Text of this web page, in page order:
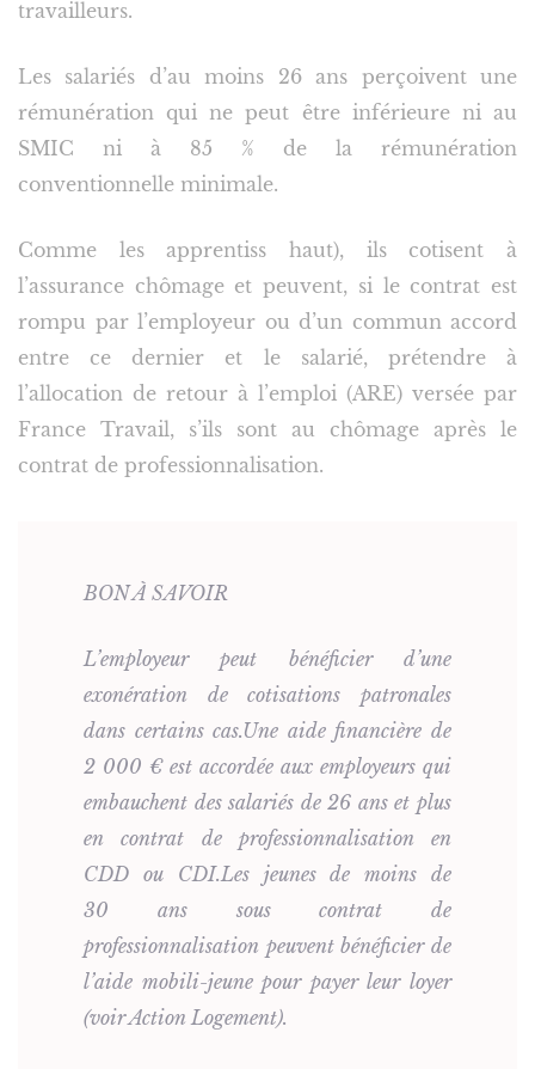
travailleurs.
Les salariés d’au moins 26 ans perçoivent une
rémunération qui ne peut être inférieure ni au
SMIC ni à 85 % de la rémunération
conventionnelle minimale.
Comme les apprentiss haut), ils cotisent à
l’assurance chômage et peuvent, si le contrat est
rompu par l’employeur ou d’un commun accord
entre ce dernier et le salarié, prétendre à
l’allocation de retour à l’emploi (ARE) versée par
France Travail, s’ils sont au chômage après le
contrat de professionnalisation.
BON À SAVOIR
L’employeur peut bénéficier d’une
exonération de cotisations patronales
dans certains cas.Une aide financière de
2 000 € est accordée aux employeurs qui
embauchent des salariés de 26 ans et plus
en contrat de professionnalisation en
CDD ou CDI.Les jeunes de moins de
30 ans sous contrat de
professionnalisation peuvent bénéficier de
l’aide mobili-jeune pour payer leur loyer
(voir Action Logement).